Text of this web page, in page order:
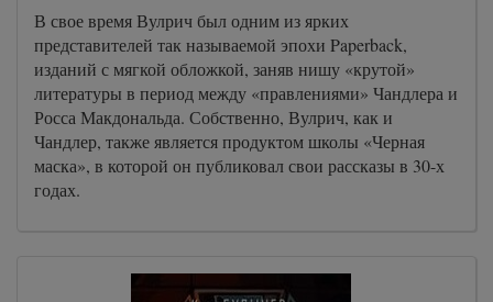
В свое время Вулрич был одним из ярких
представителей так называемой эпохи Paperback,
изданий с мягкой обложкой, заняв нишу «крутой»
литературы в период между «правлениями» Чандлера и
Росса Макдональда. Собственно, Вулрич, как и
Чандлер, также является продуктом школы «Черная
маска», в которой он публиковал свои рассказы в 30-х
годах.